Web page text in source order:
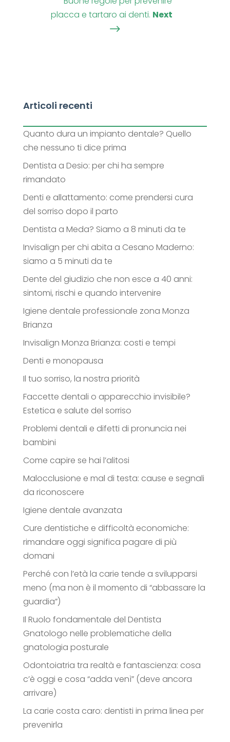
placca e tartaro ai denti. Next
$
Articoli recenti
Quanto dura un impianto dentale? Quello
che nessuno ti dice prima
Dentista a Desio: per chi ha sempre
rimandato
Denti e allattamento: come prendersi cura
del sorriso dopo il parto
Dentista a Meda? Siamo a 8 minuti da te
Invisalign per chi abita a Cesano Maderno:
siamo a 5 minuti da te
Dente del giudizio che non esce a 40 anni:
sintomi, rischi e quando intervenire
Igiene dentale professionale zona Monza
Brianza
Invisalign Monza Brianza: costi e tempi
Denti e monopausa
Il tuo sorriso, la nostra priorità
Faccette dentali o apparecchio invisibile?
Estetica e salute del sorriso
Problemi dentali e difetti di pronuncia nei
bambini
Come capire se hai l’alitosi
Malocclusione e mal di testa: cause e segnali
da riconoscere
Igiene dentale avanzata
Cure dentistiche e difficoltà economiche:
rimandare oggi significa pagare di più
domani
Perché con l’età la carie tende a svilupparsi
meno (ma non è il momento di “abbassare la
guardia”)
Il Ruolo fondamentale del Dentista
Gnatologo nelle problematiche della
gnatologia posturale
Odontoiatria tra realtà e fantascienza: cosa
c’è oggi e cosa “adda venì” (deve ancora
arrivare)
La carie costa caro: dentisti in prima linea per
prevenirla